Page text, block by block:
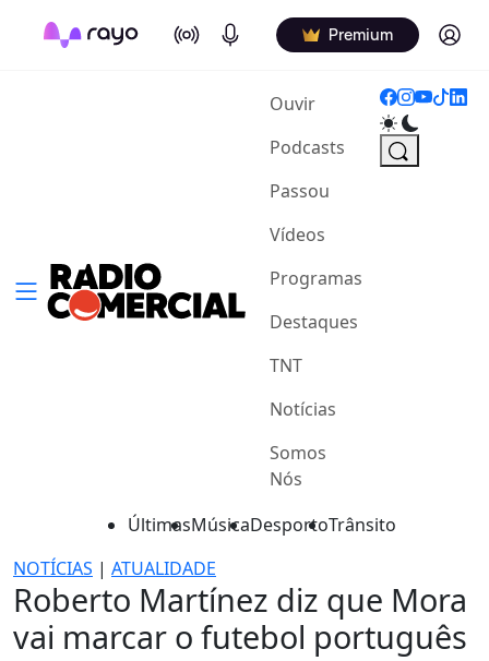
On Air Podcasts Premium Log in
Ouvir(current)
Podcasts
Passou
Vídeos
Programas
Destaques
TNT
Notícias
Somos
Nós
ÚltimasMúsicaDesportoTrânsito
NOTÍCIAS | ATUALIDADE
Roberto Martínez diz que Mora
vai marcar o futebol português